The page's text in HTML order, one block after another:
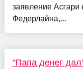
заявление
Федерлайна,...
"Папа денег